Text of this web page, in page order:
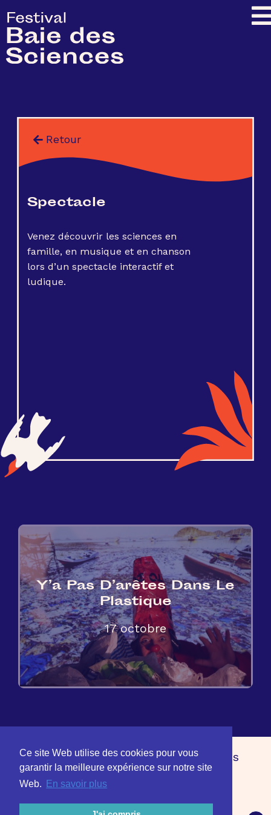
Ce site Web utilise des cookies pour vous
garantir la meilleure expérience sur notre site
Web.
En savoir plus
Retour
Spectacle
Venez découvrir les sciences en
famille, en musique et en chanson
lors d’un spectacle interactif et
ludique.
Y’a Pas D’arêtes Dans Le
Plastique
17 octobre
Contact et réservation
Partenaires
Mentions légales